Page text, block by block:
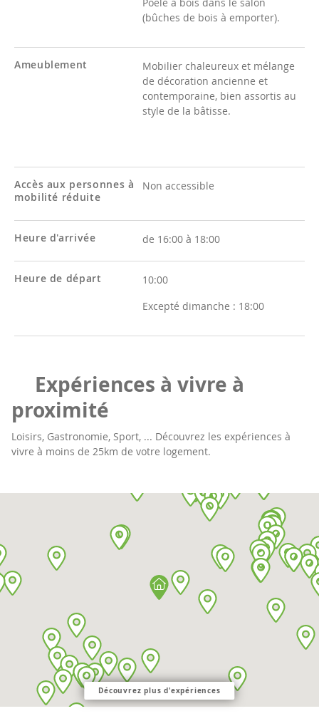
(bûches de bois à emporter).
Ameublement
Mobilier chaleureux et mélange
de décoration ancienne et
contemporaine, bien assortis au
style de la bâtisse.
Accès aux personnes à
mobilité réduite
Non accessible
Heure d'arrivée de 16:00 à 18:00
Heure de départ
10:00
Excepté dimanche : 18:00
Expériences à vivre à
proximité
Loisirs, Gastronomie, Sport, ... Découvrez les expériences à
vivre à moins de 25km de votre logement.
Découvrez plus d'expériences